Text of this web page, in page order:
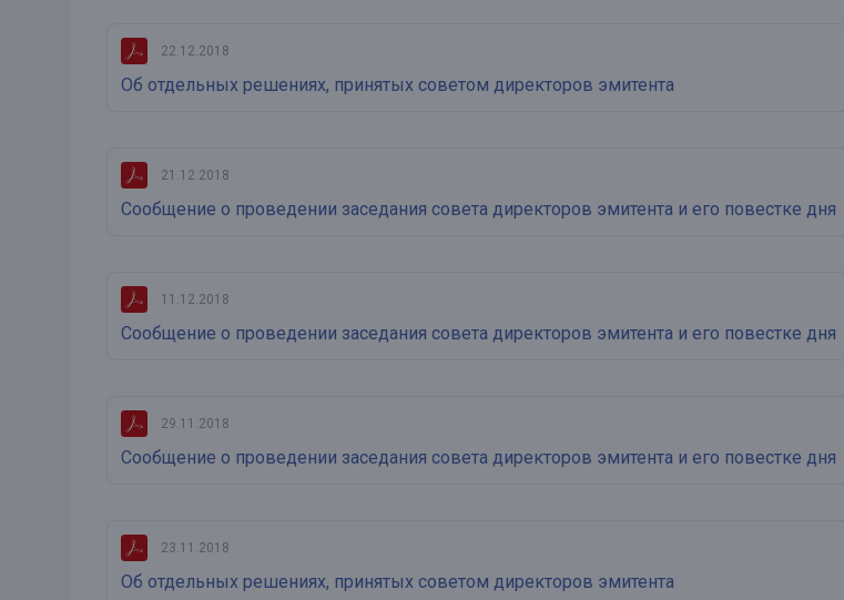
Все вклады
Мобильное приложение
Все сервисы
22.12.2018
Об отдельных решениях, принятых советом директоров эмитента
21.12.2018
Сообщение о проведении заседания совета директоров эмитента и его повестке дня
11.12.2018
Сообщение о проведении заседания совета директоров эмитента и его повестке дня
29.11.2018
Сообщение о проведении заседания совета директоров эмитента и его повестке дня
23.11.2018
Об отдельных решениях, принятых советом директоров эмитента